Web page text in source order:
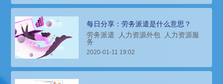
每日分享：劳务派遣是什么意思？
劳务派遣
人力资源外包
人力资源服
务
2020-01-11 19:02